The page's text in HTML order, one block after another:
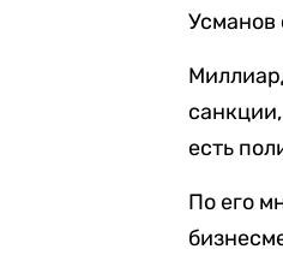
Усманов
есть
По его